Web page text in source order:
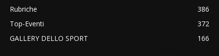
Rubriche
386
Top-Eventi
372
GALLERY DELLO SPORT
166